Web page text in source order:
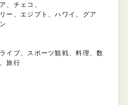
、チェコ、
ー、エジプト、ハワイ、グア
イブ、スポーツ観戦、料理、数
旅行